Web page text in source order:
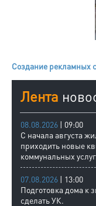
Создание рекламных
Лента
08.08.2026 | 09:00
С начала августа
приходить новые
коммунальных
07.08.2026 | 13:00
Подготовка дома к
сделать УК.